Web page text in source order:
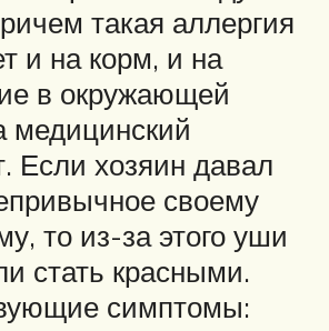
такая аллергия
и на корм, и на
в окружающей
медицинский
Если хозяин давал
своему
то из-за этого уши
стать красными.
симптомы: